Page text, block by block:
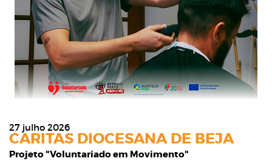
27 julho 2026
CARITAS DIOCESANA DE BEJA
Projeto "Voluntariado em Movimento"